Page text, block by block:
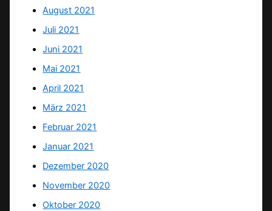
August 2021
Juli 2021
Juni 2021
Mai 2021
April 2021
März 2021
Februar 2021
Januar 2021
Dezember 2020
November 2020
Oktober 2020